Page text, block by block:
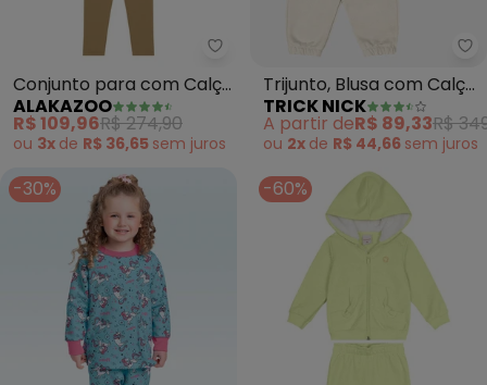
Alakazoo - Conjunto para com
Conjunto para com Calça
e Jaqueta Forrada
(Verde)
ALAKAZOO
R$ 109,96R$ 274,90
ou 3x de R$ 36,65 sem juros
Trijunto, Blusa com Calça
e Colete (Verde)
TRICK NICK
A partir deR$ 89,33R$
ou 2x de R$ 44,66 sem juros
-30% -60%